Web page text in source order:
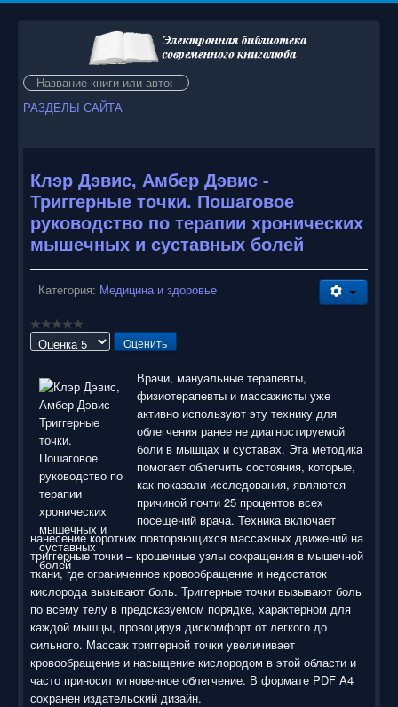
Искать...
РАЗДЕЛЫ САЙТА
Клэр Дэвис, Амбер Дэвис -
Триггерные точки. Пошаговое
руководство по терапии хронических
мышечных и суставных болей
Категория: Медицина и здоровье
Пожалуйста,
Врачи, мануальные терапевты,
физиотерапевты и массажисты уже
активно используют эту технику для
облегчения ранее не диагностируемой
боли в мышцах и суставах. Эта методика
помогает облегчить состояния, которые,
как показали исследования, являются
причиной почти 25 процентов всех
посещений врача. Техника включает
нанесение коротких повторяющихся массажных движений на
триггерные точки – крошечные узлы сокращения в мышечной
ткани, где ограниченное кровообращение и недостаток
кислорода вызывают боль. Триггерные точки вызывают боль
по всему телу в предсказуемом порядке, характерном для
каждой мышцы, провоцируя дискомфорт от легкого до
сильного. Массаж триггерной точки увеличивает
кровообращение и насыщение кислородом в этой области и
часто приносит мгновенное облегчение. В формате PDF A4
сохранен издательский дизайн.